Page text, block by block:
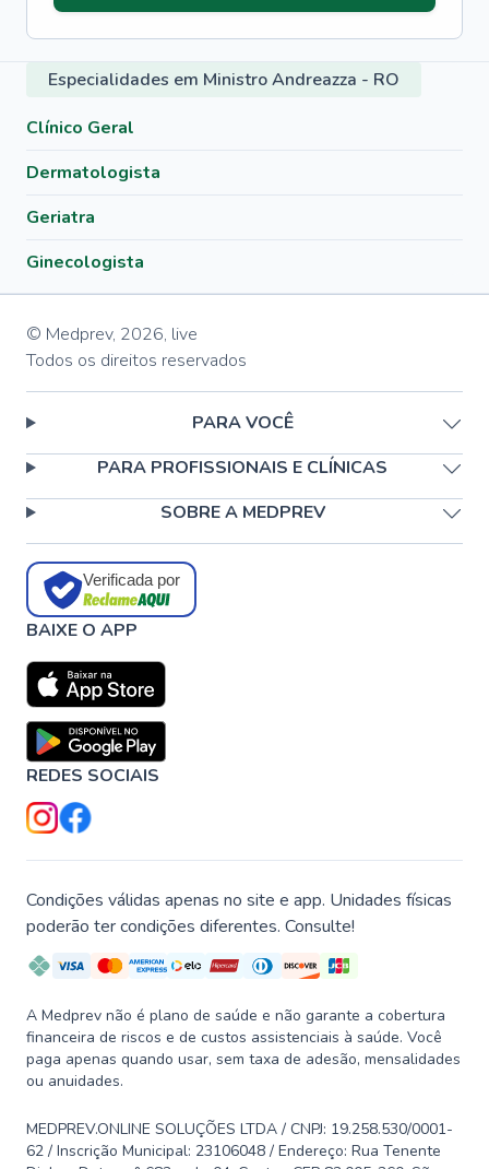
Especialidades em Ministro Andreazza - RO
Clínico Geral
Dermatologista
Geriatra
Ginecologista
© Medprev, 2026, live
Todos os direitos reservados
PARA VOCÊ
PARA PROFISSIONAIS E CLÍNICAS
SOBRE A MEDPREV
Verificada por
BAIXE O APP
REDES SOCIAIS
Condições válidas apenas no site e app. Unidades físicas
poderão ter condições diferentes. Consulte!
A Medprev não é plano de saúde e não garante a cobertura
financeira de riscos e de custos assistenciais à saúde. Você
paga apenas quando usar, sem taxa de adesão, mensalidades
ou anuidades.
MEDPREV.ONLINE SOLUÇÕES LTDA / CNPJ: 19.258.530/0001-
62 / Inscrição Municipal: 23106048 / Endereço: Rua Tenente